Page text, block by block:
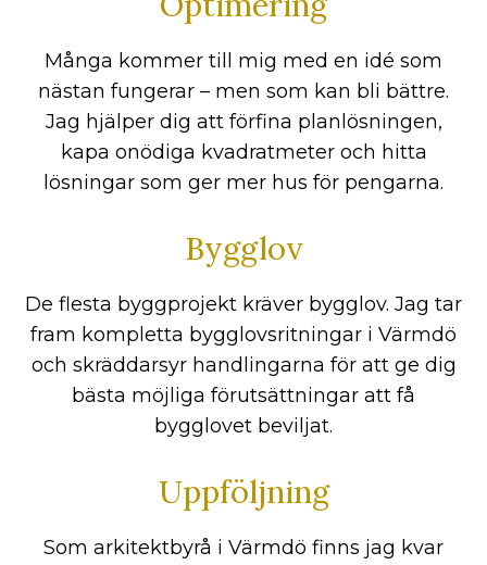
Många kommer till mig med en idé som
nästan fungerar – men som kan bli bättre.
Jag hjälper dig att förfina planlösningen,
kapa onödiga kvadratmeter och hitta
lösningar som ger mer hus för pengarna.
Bygglov
De flesta byggprojekt kräver bygglov. Jag tar
fram kompletta bygglovsritningar i Värmdö
och skräddarsyr handlingarna för att ge dig
bästa möjliga förutsättningar att få
bygglovet beviljat.
Uppföljning
Som arkitektbyrå i Värmdö finns jag kvar